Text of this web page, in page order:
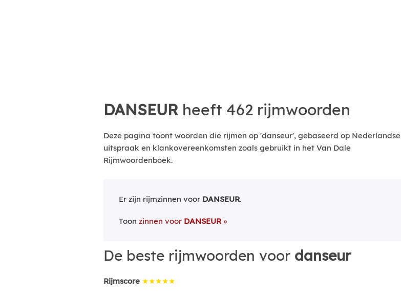
DANSEUR heeft 462 rijmwoorden
Deze pagina toont woorden die rijmen op 'danseur', gebaseerd op Nederlandse
uitspraak en klankovereenkomsten zoals gebruikt in het Van Dale
Rijmwoordenboek.
Er zijn rijmzinnen voor DANSEUR.
Toon zinnen voor DANSEUR
De beste rijmwoorden voor danseur
Rijmscore ★★★★★